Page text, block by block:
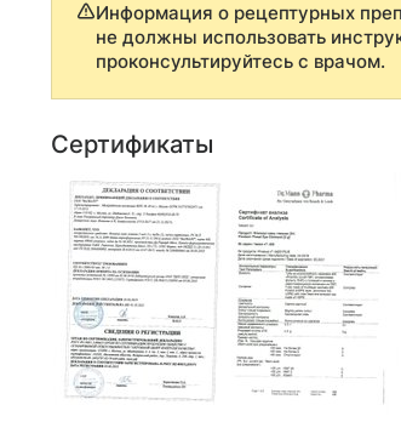
Информация о рецептурных
не должны использовать
проконсультируйтесь с врачом.
Сертификаты